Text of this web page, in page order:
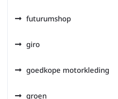
futurumshop
giro
goedkope motorkleding
groen